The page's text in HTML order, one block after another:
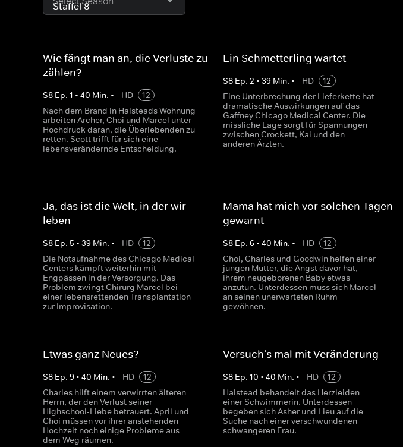
Wie fängt man an, die Verluste zu
zählen?
S8 Ep. 1 • 40 Min. • HD
12
Nach dem Brand in Halsteads Wohnung
arbeiten Archer, Choi und Marcel unter
Hochdruck daran, die Überlebenden zu
retten. Scott trifft für sich eine
lebensverändernde Entscheidung.
Ein Schmetterling wartet
S8 Ep.2 •39 Min. • HD
12
Eine Unterbrechung der Lieferkette hat
dramatische Auswirkungen auf das
Gaffney Chicago Medical Center. Die
missliche Lage sorgt für Spannungen
zwischen Crockett, Kai und den
anderen Ärzten.
Ja, das ist die Welt, in der wir
leben
S8 Ep. 5 • 39 Min. • HD
12
Die Notaufnahme des Chicago Medical
Centers kämpft weiterhin mit
Engpässen in der Versorgung. Das
Problem zwingt Chirurg Marcel bei
einer lebensrettenden Transplantation
zur Improvisation.
Mama hat mich vor solchen Tagen
gewarnt
S8 Ep.6 •40 Min. • HD
12
Choi, Charles und Goodwin helfen einer
jungen Mutter, die Angst davor hat,
ihrem neugeborenen Baby etwas
anzutun. Unterdessen muss sich Marcel
an seinen unerwarteten Ruhm
gewöhnen.
Etwas ganz Neues?
S8 Ep. 9 • 40 Min. • HD
12
Charles hilft einem verwirrten älteren
Herrn, der den Verlust seiner
Highschool-Liebe betrauert. April und
Choi müssen vor ihrer anstehenden
Hochzeit noch einige Probleme aus
dem Weg räumen.
Versuch's mal mit Veränderung
S8 Ep.10 •40 Min. • HD
12
Halstead behandelt das Herzleiden
einer Schwimmerin. Unterdessen
begeben sich Asher und Lieu auf die
Suche nach einer verschwundenen
schwangeren Frau.